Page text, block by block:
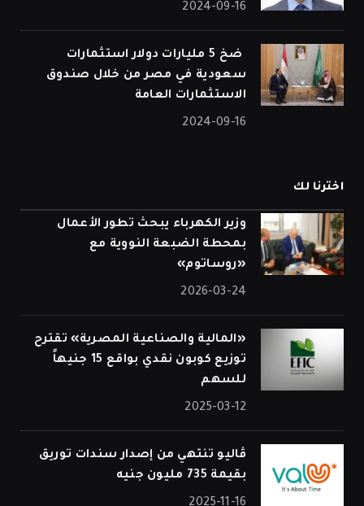
2024-09-16
⁠ ضخ 5 مليارات دولار استثمارات
سعودية في مصر من خلال صندوق
الاستثمارات العامة
2024-09-16
اخترنا لك
وزير الكهرباء يبحث تطور الأعمال
بمحطة الضبعة النووية مع
«روساتوم»
2026-03-24
«المالية والصناعية المصرية» تقترح
توزيع كوبون نقدي بواقع 15 جنيهاً
للسهم
2025-03-12
ڤاليو تنتهي من إصدار سندات توريق
بقيمة 735 مليون جنيه
2025-11-16